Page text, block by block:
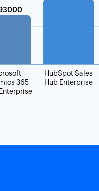
365
HubSpot Sales
Hub Enterprise